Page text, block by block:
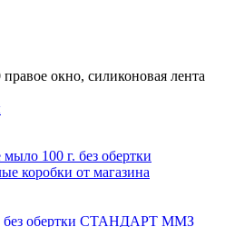
окно, силиконовая лента
без обертки СТАНДАРТ ММЗ